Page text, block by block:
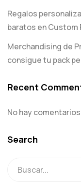
Regalos
baratos en Custom
Merchandising de
consigue tu pack
Recent
No hay
Search